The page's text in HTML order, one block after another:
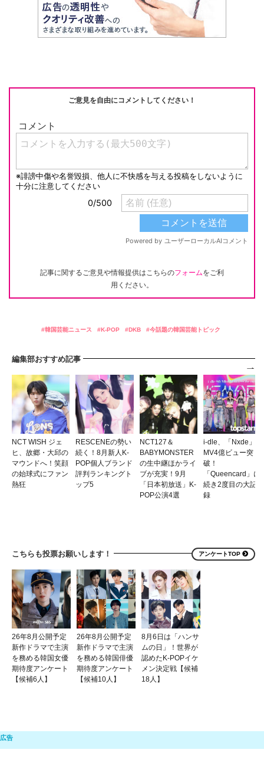
ご意見を自由にコメントしてください！
記事に関するご意見や情報提供はこちらのフォームをご利
用ください。
韓国芸能ニュース K-POP DKB 今話題の韓国芸能トピック
編集部おすすめ記事
NCT WISH ジェ
ヒ、故郷・大邱の
マウンドへ！笑顔
の始球式にファン
熱狂
RESCENEの勢い
続く！8月新人K-
POP個人ブランド
評判ランキングト
ップ5
NCT127＆
BABYMONSTER
の生中継ほかライ
ブが充実！9月
「日本初放送」K-
POP公演4選
i-dle、「Nxde」
MV4億ビュー突
破！
「Queencard」に
続き2度目の大記
録
こちらも投票お願いします！ アンケートTOP
26年8月公開予定
新作ドラマで主演
を務める韓国女優
期待度アンケート
【候補6人】
26年8月公開予定
新作ドラマで主演
を務める韓国俳優
期待度アンケート
【候補10人】
8月6日は「ハンサ
ムの日」！世界が
認めたK-POPイケ
メン決定戦【候補
18人】